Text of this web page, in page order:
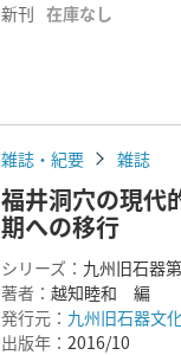
新刊 在庫なし
雑誌・紀要 雑誌
福井洞穴の現代
期への移行
シリーズ： 九州旧石器
著者： 越知睦和 編
発行元： 九州旧石器文
出版年： 2016/10